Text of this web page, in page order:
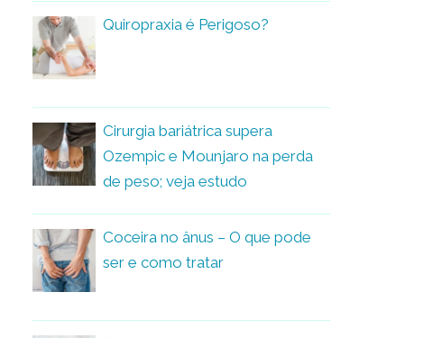
Quiropraxia é Perigoso?
Cirurgia bariátrica supera
Ozempic e Mounjaro na perda
de peso; veja estudo
Coceira no ânus – O que pode
ser e como tratar